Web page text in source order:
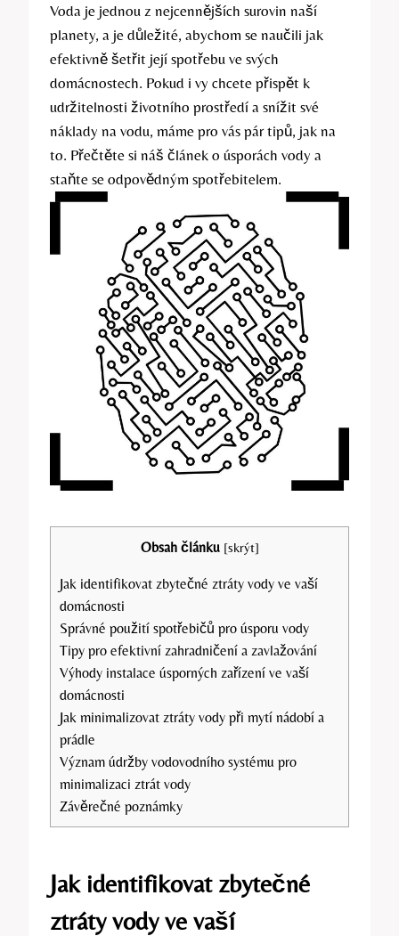
Voda je jednou z nejcennějších surovin naší
planety, a je důležité, abychom se naučili jak
efektivně šetřit její spotřebu ve svých
domácnostech. Pokud i vy chcete přispět k
udržitelnosti životního prostředí a snížit své
náklady na vodu, máme pro vás pár tipů, jak na
to. Přečtěte si náš článek o úsporách vody a
staňte se odpovědným spotřebitelem.
Obsah článku [skrýt]
Jak identifikovat zbytečné ztráty vody ve vaší
domácnosti
Správné použití spotřebičů pro úsporu vody
Tipy pro efektivní zahradničení a zavlažování
Výhody instalace úsporných zařízení ve vaší
domácnosti
Jak minimalizovat ztráty vody při mytí nádobí a
prádle
Význam údržby vodovodního systému pro
minimalizaci ztrát vody
Závěrečné poznámky
Jak identifikovat zbytečné
ztráty vody ve vaší